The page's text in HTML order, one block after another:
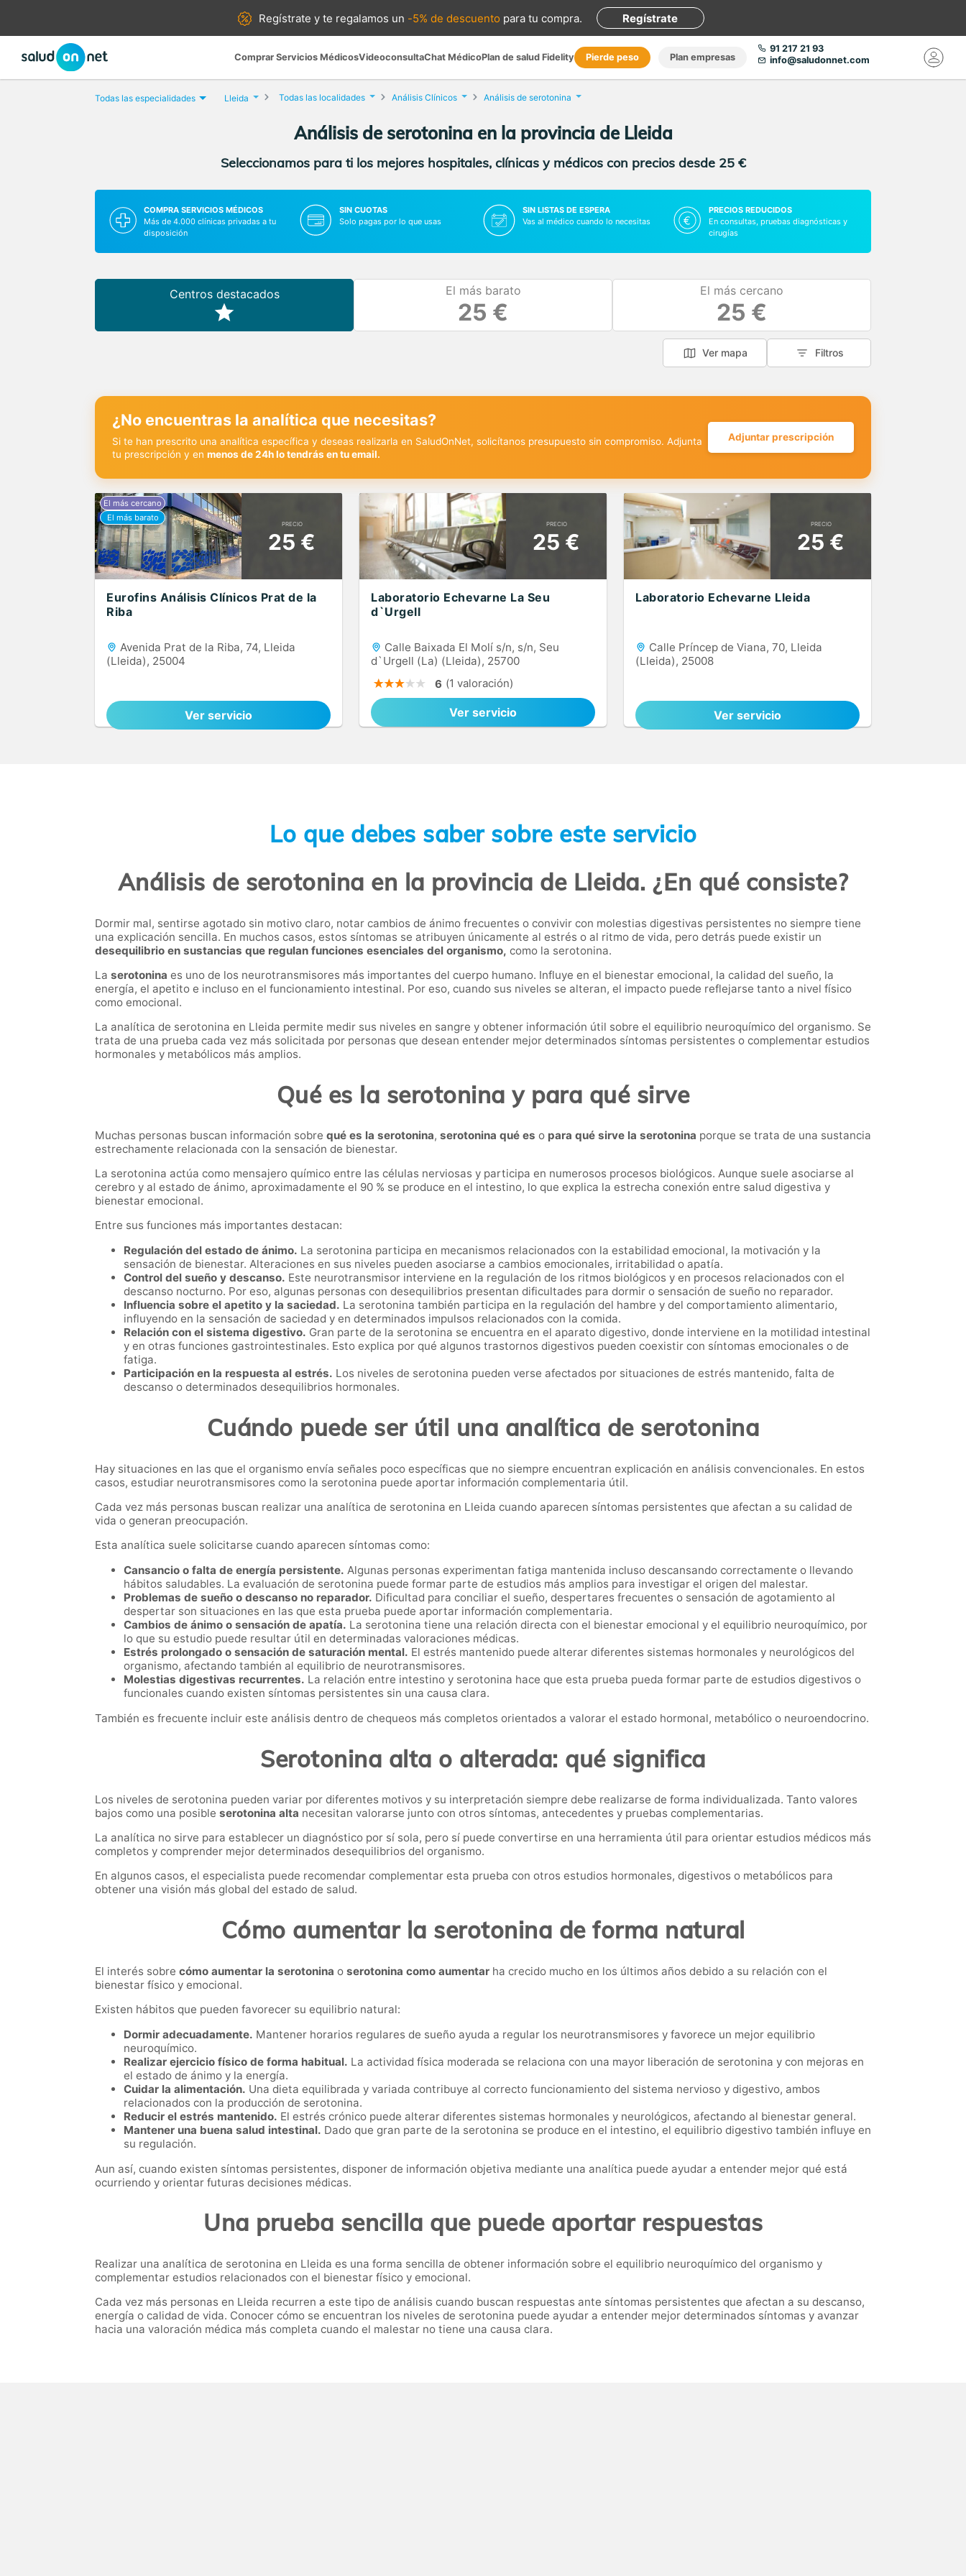
Regístrate yte regalamos un -5% de descuento para tu compra. Regístrate
Comprar Servicios MédicosVideoconsultaChat MédicoPlan de salud Fidelity Pierde peso Plan empresas
91 217 21 93
info@saludonnet.com
Todas las especialidades Lleida Todas las localidades Análisis Clínicos Análisis de serotonina
Análisis de serotonina en la provincia de Lleida
Seleccionamos para ti los mejores hospitales, clínicas y médicos con precios desde 25 €
COMPRA SERVICIOS MÉDICOS
Más de 4.000 clínicas privadas a tu
disposición
SIN CUOTAS
Solo pagas por lo que usas
SIN LISTAS DE ESPERA
Vas al médico cuando lo necesitas
PRECIOS REDUCIDOS
En consultas, pruebas diagnósticas y
cirugías
Centros destacados El más barato
25 €
El más cercano
25 €
Ver mapa Filtros
¿No encuentras la analítica que necesitas?
Si te han prescrito una analítica específica y deseas realizarla en SaludOnNet, solicítanos presupuesto sin compromiso. Adjunta
tu prescripción y en menos de 24h lo tendrás en tu email.
Adjuntar prescripción
PRECIO
25 €
Eurofins Análisis Clínicos Prat de la
Riba
Avenida Prat de la Riba, 74, Lleida
(Lleida), 25004
Ver servicio
PRECIO
25 €
Laboratorio Echevarne La Seu
d`Urgell
Calle Baixada El Molí s/n, s/n, Seu
d`Urgell (La) (Lleida), 25700
6 (1 valoración)
Ver servicio
PRECIO
25 €
Laboratorio Echevarne Lleida
Calle Príncep de Viana, 70, Lleida
(Lleida), 25008
Ver servicio
Lo que debes saber sobre este servicio
Análisis de serotonina en la provincia de Lleida. ¿En qué consiste?
Dormir mal, sentirse agotado sin motivo claro, notar cambios de ánimo frecuentes o convivir con molestias digestivas persistentes no siempre tiene
una explicación sencilla. En muchos casos, estos síntomas se atribuyen únicamente al estrés o al ritmo de vida, pero detrás puede existir un
desequilibrio en sustancias que regulan funciones esenciales del organismo, como la serotonina.
La serotonina es uno de los neurotransmisores más importantes del cuerpo humano. Influye en el bienestar emocional, la calidad del sueño, la
energía, el apetito e incluso en el funcionamiento intestinal. Por eso, cuando sus niveles se alteran, el impacto puede reflejarse tanto a nivel físico
como emocional.
La analítica de serotonina en Lleida permite medir sus niveles en sangre y obtener información útil sobre el equilibrio neuroquímico del organismo. Se
trata de una prueba cada vez más solicitada por personas que desean entender mejor determinados síntomas persistentes o complementar estudios
hormonales y metabólicos más amplios.
Qué es la serotonina y para qué sirve
Muchas personas buscan información sobre qué es la serotonina, serotonina qué es o para qué sirve la serotonina porque se trata de una sustancia
estrechamente relacionada con la sensación de bienestar.
La serotonina actúa como mensajero químico entre las células nerviosas y participa en numerosos procesos biológicos. Aunque suele asociarse al
cerebro y al estado de ánimo, aproximadamente el 90 % se produce en el intestino, lo que explica la estrecha conexión entre salud digestiva y
bienestar emocional.
Entre sus funciones más importantes destacan:
Regulación del estado de ánimo. La serotonina participa en mecanismos relacionados con la estabilidad emocional, la motivación y la
sensación de bienestar. Alteraciones en sus niveles pueden asociarse a cambios emocionales, irritabilidad o apatía.
Control del sueño y descanso. Este neurotransmisor interviene en la regulación de los ritmos biológicos y en procesos relacionados con el
descanso nocturno. Por eso, algunas personas con desequilibrios presentan dificultades para dormir o sensación de sueño no reparador.
Influencia sobre el apetito y la saciedad. La serotonina también participa en la regulación del hambre y del comportamiento alimentario,
influyendo en la sensación de saciedad y en determinados impulsos relacionados con la comida.
Relación con el sistema digestivo. Gran parte de la serotonina se encuentra en el aparato digestivo, donde interviene en la motilidad intestinal
y en otras funciones gastrointestinales. Esto explica por qué algunos trastornos digestivos pueden coexistir con síntomas emocionales o de
fatiga.
Participación en la respuesta al estrés. Los niveles de serotonina pueden verse afectados por situaciones de estrés mantenido, falta de
descanso o determinados desequilibrios hormonales.
Cuándo puede ser útil una analítica de serotonina
Hay situaciones en las que el organismo envía señales poco específicas que no siempre encuentran explicación en análisis convencionales. En estos
casos, estudiar neurotransmisores como la serotonina puede aportar información complementaria útil.
Cada vez más personas buscan realizar una analítica de serotonina en Lleida cuando aparecen síntomas persistentes que afectan a su calidad de
vida o generan preocupación.
Esta analítica suele solicitarse cuando aparecen síntomas como:
Cansancio o falta de energía persistente. Algunas personas experimentan fatiga mantenida incluso descansando correctamente o llevando
hábitos saludables. La evaluación de serotonina puede formar parte de estudios más amplios para investigar el origen del malestar.
Problemas de sueño o descanso no reparador. Dificultad para conciliar el sueño, despertares frecuentes o sensación de agotamiento al
despertar son situaciones en las que esta prueba puede aportar información complementaria.
Cambios de ánimo o sensación de apatía. La serotonina tiene una relación directa con el bienestar emocional y el equilibrio neuroquímico, por
lo que su estudio puede resultar útil en determinadas valoraciones médicas.
Estrés prolongado o sensación de saturación mental. El estrés mantenido puede alterar diferentes sistemas hormonales y neurológicos del
organismo, afectando también al equilibrio de neurotransmisores.
Molestias digestivas recurrentes. La relación entre intestino y serotonina hace que esta prueba pueda formar parte de estudios digestivos o
funcionales cuando existen síntomas persistentes sin una causa clara.
También es frecuente incluir este análisis dentro de chequeos más completos orientados a valorar el estado hormonal, metabólico o neuroendocrino.
Serotonina alta o alterada: qué significa
Los niveles de serotonina pueden variar por diferentes motivos y su interpretación siempre debe realizarse de forma individualizada. Tanto valores
bajos como una posible serotonina alta necesitan valorarse junto con otros síntomas, antecedentes y pruebas complementarias.
La analítica no sirve para establecer un diagnóstico por sí sola, pero sí puede convertirse en una herramienta útil para orientar estudios médicos más
completos y comprender mejor determinados desequilibrios del organismo.
En algunos casos, el especialista puede recomendar complementar esta prueba con otros estudios hormonales, digestivos o metabólicos para
obtener una visión más global del estado de salud.
Cómo aumentar la serotonina de forma natural
El interés sobre cómo aumentar la serotonina o serotonina como aumentar ha crecido mucho en los últimos años debido a su relación con el
bienestar físico y emocional.
Existen hábitos que pueden favorecer su equilibrio natural:
Dormir adecuadamente. Mantener horarios regulares de sueño ayuda a regular los neurotransmisores y favorece un mejor equilibrio
neuroquímico.
Realizar ejercicio físico de forma habitual. La actividad física moderada se relaciona con una mayor liberación de serotonina y con mejoras en
el estado de ánimo y la energía.
Cuidar la alimentación. Una dieta equilibrada y variada contribuye al correcto funcionamiento del sistema nervioso y digestivo, ambos
relacionados con la producción de serotonina.
Reducir el estrés mantenido. El estrés crónico puede alterar diferentes sistemas hormonales y neurológicos, afectando al bienestar general.
Mantener una buena salud intestinal. Dado que gran parte de la serotonina se produce en el intestino, el equilibrio digestivo también influye en
su regulación.
Aun así, cuando existen síntomas persistentes, disponer de información objetiva mediante una analítica puede ayudar a entender mejor qué está
ocurriendo y orientar futuras decisiones médicas.
Una prueba sencilla que puede aportar respuestas
Realizar una analítica de serotonina en Lleida es una forma sencilla de obtener información sobre el equilibrio neuroquímico del organismo y
complementar estudios relacionados con el bienestar físico y emocional.
Cada vez más personas en Lleida recurren a este tipo de análisis cuando buscan respuestas ante síntomas persistentes que afectan a su descanso,
energía o calidad de vida. Conocer cómo se encuentran los niveles de serotonina puede ayudar a entender mejor determinados síntomas y avanzar
hacia una valoración médica más completa cuando el malestar no tiene una causa clara.